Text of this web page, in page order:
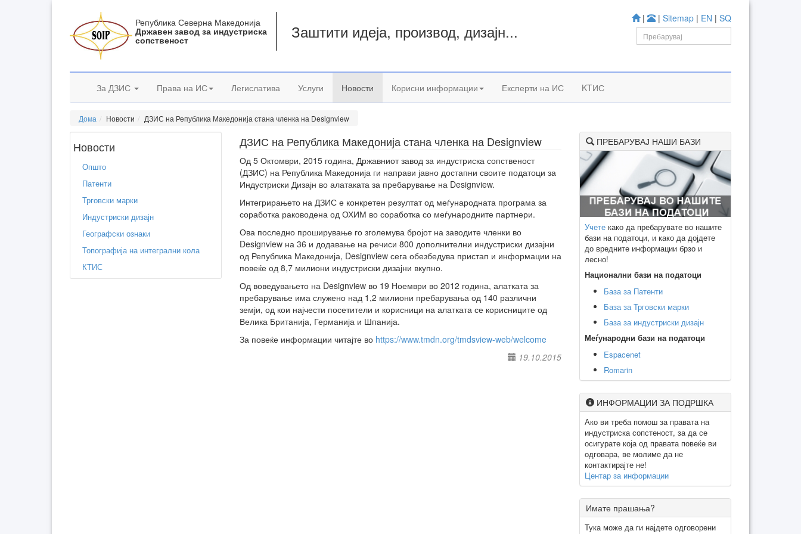
| | Sitemap | EN | SQ
Република Северна Македонија
Државен завод за индустриска
сопственост Заштити идеја, производ, дизајн...
За ДЗИС Права на ИС Легислатива Услуги Новости Корисни информации Експерти на ИС KTИС
Дома Новости ДЗИС на Република Македонија стана членка на Designview
Новости
Општо
Патенти
Трговски марки
Индустриски дизајн
Географски ознаки
Топографија на интегрални кола
КТИС
ДЗИС на Република Македонија стана членка на Designview
Од 5 Октомври, 2015 година, Државниот завод за индустриска сопственост
(ДЗИС) на Република Македонија ги направи јавно достапни своите податоци за
Индустриски Дизајн во алатаката за пребарување на Designview.
Интегрирањето на ДЗИС е конкретен резултат од меѓународната програма за
соработка раководена од ОХИМ во соработка со меѓународните партнери.
Ова последно проширување го зголемува бројот на заводите членки во
Designview на 36 и додавање на речиси 800 дополнителни индустриски дизајни
од Република Македонија, Designview сега обезбедува пристап и информации на
повеќе од 8,7 милиони индустриски дизајни вкупно.
Од воведувањето на Designview во 19 Ноември во 2012 година, алатката за
пребарување има служено над 1,2 милиони пребарувања од 140 различни
земји, од кои најчести посетители и корисници на алатката се корисниците од
Велика Британија, Германија и Шпанија.
За повеќе информации читајте во https://www.tmdn.org/tmdsview-web/welcome
19.10.2015
ПРЕБАРУВАЈ НАШИ БАЗИ
Учете како да пребарувате во нашите
бази на податоци, и како да дојдете
до вредните информации брзо и
лесно!
Национални бази на податоци
База за Патенти
База за Трговски марки
База за индустриски дизајн
Меѓународни бази на податоци
Espacenet
Romarin
ИНФОРМАЦИИ ЗА ПОДРШКА
Ако ви треба помош за правата на
индустриска сопстеност, за да се
осигурате која од правата повеќе ви
одговара, ве молиме да не
контактирајте не!
Центар за информации
Имате прашања?
Тука може да ги најдете одговорени